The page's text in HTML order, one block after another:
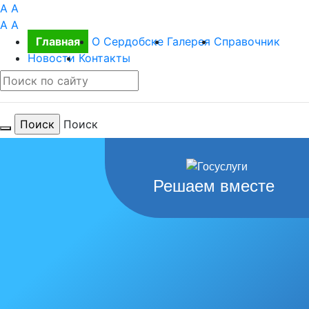
A A
A A
Главная
О Сердобске Галерея Справочник
Новости Контакты
Поиск
Решаем вместе
Для тебя